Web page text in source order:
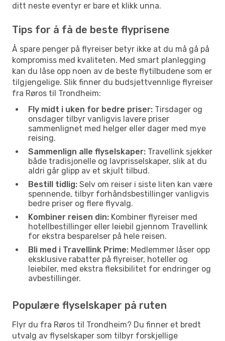
ditt neste eventyr er bare et klikk unna.
Tips for å få de beste flyprisene
Å spare penger på flyreiser betyr ikke at du må gå på
kompromiss med kvaliteten. Med smart planlegging
kan du låse opp noen av de beste flytilbudene som er
tilgjengelige. Slik finner du budsjettvennlige flyreiser
fra Røros til Trondheim:
Fly midt i uken for bedre priser: Tirsdager og
onsdager tilbyr vanligvis lavere priser
sammenlignet med helger eller dager med mye
reising.
Sammenlign alle flyselskaper: Travellink sjekker
både tradisjonelle og lavprisselskaper, slik at du
aldri går glipp av et skjult tilbud.
Bestill tidlig: Selv om reiser i siste liten kan være
spennende, tilbyr forhåndsbestillinger vanligvis
bedre priser og flere flyvalg.
Kombiner reisen din: Kombiner flyreiser med
hotellbestillinger eller leiebil gjennom Travellink
for ekstra besparelser på hele reisen.
Bli med i Travellink Prime: Medlemmer låser opp
eksklusive rabatter på flyreiser, hoteller og
leiebiler, med ekstra fleksibilitet for endringer og
avbestillinger.
Populære flyselskaper på ruten
Flyr du fra Røros til Trondheim? Du finner et bredt
utvalg av flyselskaper som tilbyr forskjellige